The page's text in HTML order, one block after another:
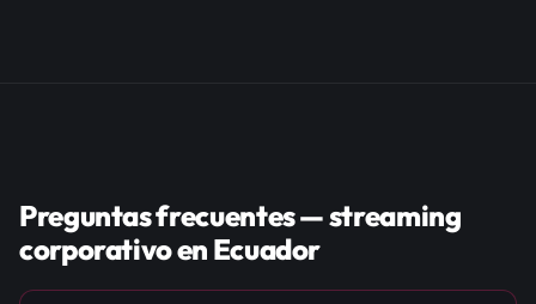
Preguntas frecuentes — streaming
corporativo en Ecuador